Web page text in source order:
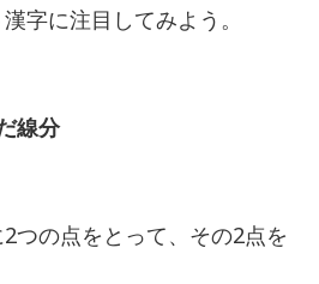
字に注目してみよう。
線分
つの点をとって、その2点を